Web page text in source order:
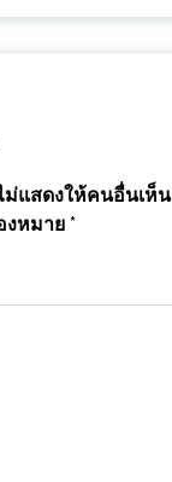
แสดงให้คนอื่นเห็น
งหมาย *